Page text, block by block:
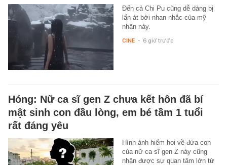
Đến cả Chi Pu cũng dễ dàng bị
lấn át bởi nhan nhắc của mỹ
nhân này.
CINE - 6 giờ trước
Hóng: Nữ ca sĩ gen Z chưa kết hôn đã bí
mật sinh con đầu lòng, em bé tầm 1 tuổi
rất đáng yêu
Hình ảnh hiếm hoi về đứa con
của nữ ca sĩ gen Z này cũng
nhận được sự quan tâm lớn từ